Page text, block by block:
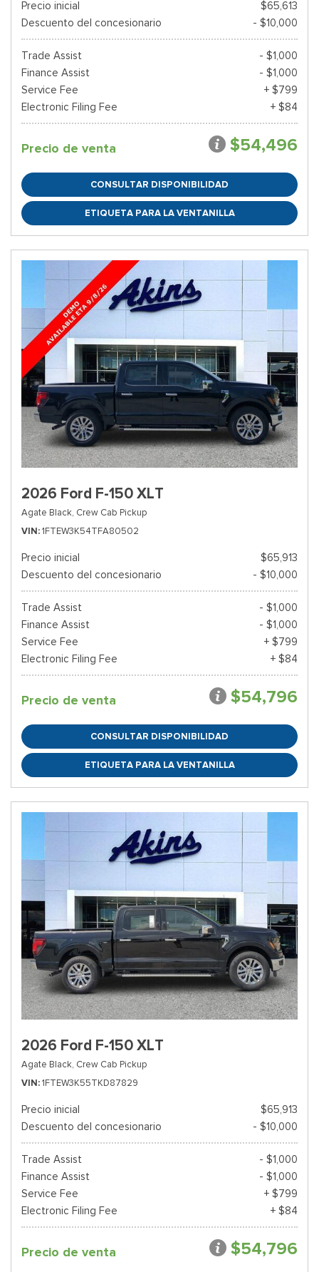
Precio inicial
$65,613
Descuento del concesionario
- $10,000
Trade Assist
- $1,000
Finance Assist
- $1,000
Service Fee
+ $799
Electronic Filing Fee
+ $84
Precio de venta $54,496
CONSULTAR DISPONIBILIDAD
ETIQUETA PARA LA VENTANILLA
2026 Ford F-150 XLT
Agate Black, Crew Cab Pickup
VIN 1FTEW3K54TFA80502
Precio inicial
$65,913
Descuento del concesionario
- $10,000
Trade Assist
- $1,000
Finance Assist
- $1,000
Service Fee
+ $799
Electronic Filing Fee
+ $84
Precio de venta $54,796
CONSULTAR DISPONIBILIDAD
ETIQUETA PARA LA VENTANILLA
2026 Ford F-150 XLT
Agate Black, Crew Cab Pickup
VIN 1FTEW3K55TKD87829
Precio inicial
$65,913
Descuento del concesionario
- $10,000
Trade Assist
- $1,000
Finance Assist
- $1,000
Service Fee
+ $799
Electronic Filing Fee
+ $84
Precio de venta $54,796